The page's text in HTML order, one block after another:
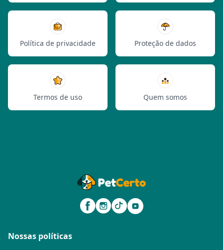
Política de privacidade Proteção de dados
Termos de uso Quem somos
Nossas políticas